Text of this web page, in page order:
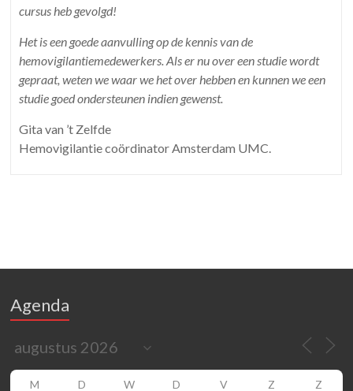
cursus heb gevolgd!
Het is een goede aanvulling op de kennis van de
hemovigilantiemedewerkers. Als er nu over een studie wordt
gepraat, weten we waar we het over hebben en kunnen we een
studie goed ondersteunen indien gewenst.
Gita van ’t Zelfde
Hemovigilantie coördinator Amsterdam UMC.
Agenda
M D W D V Z Z